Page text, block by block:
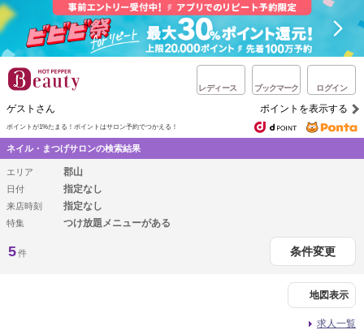
レディース ブックマーク ログイン
ゲストさん ポイントを表示する
ポイントが1%たまる！ ポイントはサロン予約でつかえる！
ネイル・まつげサロンの検索結果
エリア 郡山
日付 指定なし
来店時刻 指定なし
特集 つけ放題メニューがある
5件 条件変更
地図表示
求人一覧